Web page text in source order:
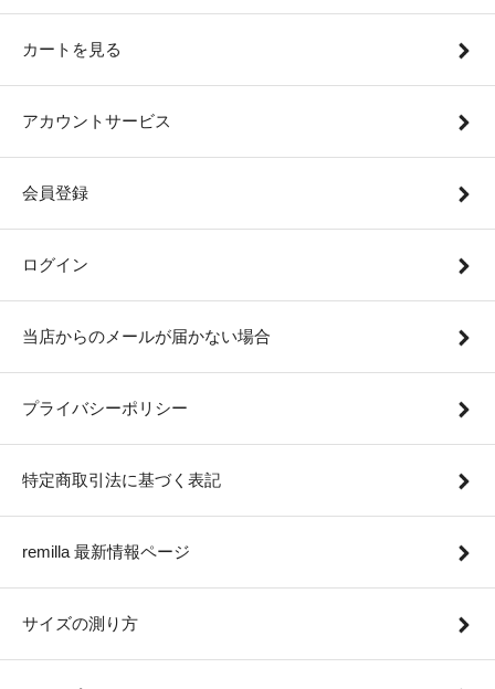
カートを見る
アカウントサービス
会員登録
ログイン
当店からのメールが届かない場合
プライバシーポリシー
特定商取引法に基づく表記
remilla 最新情報ページ
サイズの測り方